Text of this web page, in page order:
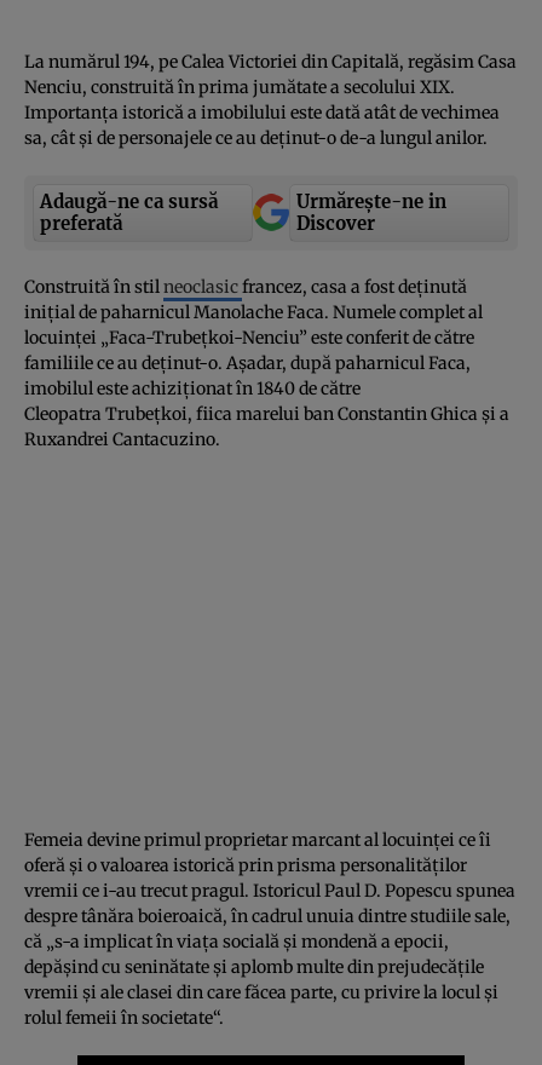
La numărul 194, pe Calea Victoriei din Capitală, regăsim Casa
Nenciu, construită în prima jumătate a secolului XIX.
Importanţa istorică a imobilului este dată atât de vechimea
sa, cât şi de personajele ce au deţinut-o de-a lungul anilor.
Adaugă-ne ca sursă
preferată
Urmărește-ne in
Discover
Construită în stilneoclasicfrancez, casa a fost deţinută
iniţial de paharnicul Manolache Faca. Numele complet al
locuinţei „Faca-Trubeţkoi-Nenciu” este conferit de către
familiile ce au deţinut-o. Aşadar, după paharnicul Faca,
imobilul este achiziţionat în 1840 de către
Cleopatra Trubeţkoi, fiica marelui ban Constantin Ghica şi a
Ruxandrei Cantacuzino.
Femeia devine primul proprietar marcant al locuinţei ce îi
oferă şi o valoarea istorică prin prisma personalităţilor
vremii ce i-au trecut pragul. Istoricul Paul D. Popescu spunea
despre tânăra boieroaică, în cadrul unuia dintre studiile sale,
că „s-a implicat în viaţa socială şi mondenă a epocii,
depăşind cu seninătate şi aplomb multe din prejudecăţile
vremii şi ale clasei din care făcea parte, cu privire la locul şi
rolul femeii în societate“.